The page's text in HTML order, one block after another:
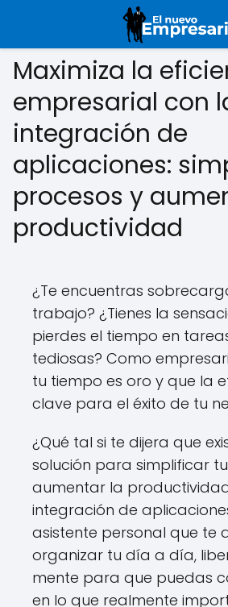
Maximiza la
empresarial con
integración de
aplicaciones:
procesos y
productividad
¿Te encuentras
trabajo? ¿Tienes la
pierdes el tiempo en
tediosas? Como
tu tiempo es oro y que la
clave para el éxito de tu
¿Qué tal si te dijera que
solución para simplificar
aumentar la
integración de
asistente personal que te
organizar tu día a día,
mente para que puedas
en lo que realmente